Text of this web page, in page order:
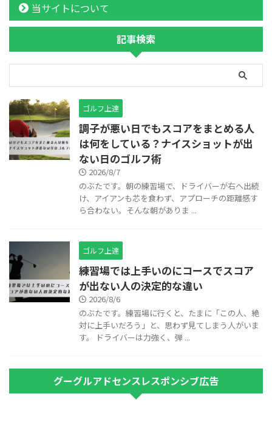
当サイトについて
記事検索
ゴルフ上達
調子が悪い日でもスコアをまとめる人
は何をしている？ナイスショットが出
ない日のゴルフ術
2026/8/7
のぶたです。朝の練習場で、ドライバーが右へ出続
け、アイアンも芯を食わず、アプローチの距離感す
ら合わない。そんな朝がありま ...
ゴルフ上達
練習場では上手いのにコースでスコア
が出ない人の決定的な違い
2026/8/6
のぶたです。練習場に行くと、たまに「この人、絶
対に上手いだろう」と、思わず見てしまう人がいま
す。 ドライバーは力強く、弾 ...
グーグルアドセンスレスポンシブ広告